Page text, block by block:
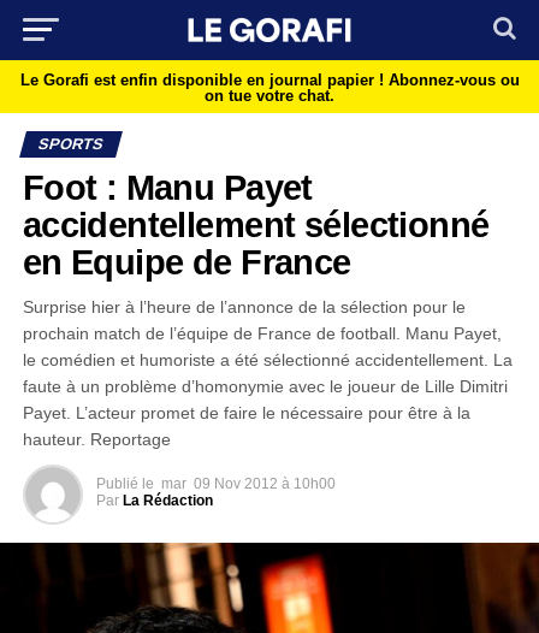
Le Gorafi est enfin disponible en journal papier ! Abonnez-vous ou
on tue votre chat.
SPORTS
Foot : Manu Payet
accidentellement sélectionné
en Equipe de France
Surprise hier à l’heure de l’annonce de la sélection pour le
prochain match de l’équipe de France de football. Manu Payet,
le comédien et humoriste a été sélectionné accidentellement. La
faute à un problème d’homonymie avec le joueur de Lille Dimitri
Payet. L’acteur promet de faire le nécessaire pour être à la
hauteur. Reportage
Publié le mar 09 Nov 2012 à 10h00
Par La Rédaction